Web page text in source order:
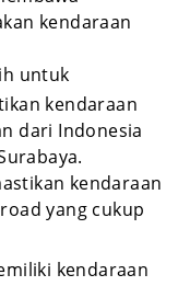
kendaraan
untuk
kendaraan
dari Indonesia
kendaraan
yang cukup
kendaraan